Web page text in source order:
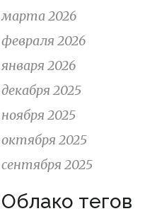
марта 2026
февраля 2026
января 2026
декабря 2025
ноября 2025
октября 2025
сентября 2025
Облако тегов